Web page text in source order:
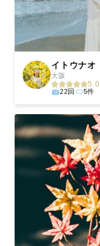
イトウナオ
大阪
5.0
22回 5件